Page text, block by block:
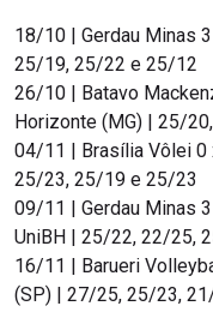
18/10 | Gerdau Minas
25/19, 25/22 e 25/12
26/10 | Batavo
Horizonte (MG) | 25/
04/11 | Brasília Vôlei 0
25/23, 25/19 e 25/23
09/11 | Gerdau Minas
UniBH | 25/22, 22/25,
16/11 | Barueri
(SP) | 27/25, 25/23,